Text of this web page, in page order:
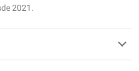
2021.